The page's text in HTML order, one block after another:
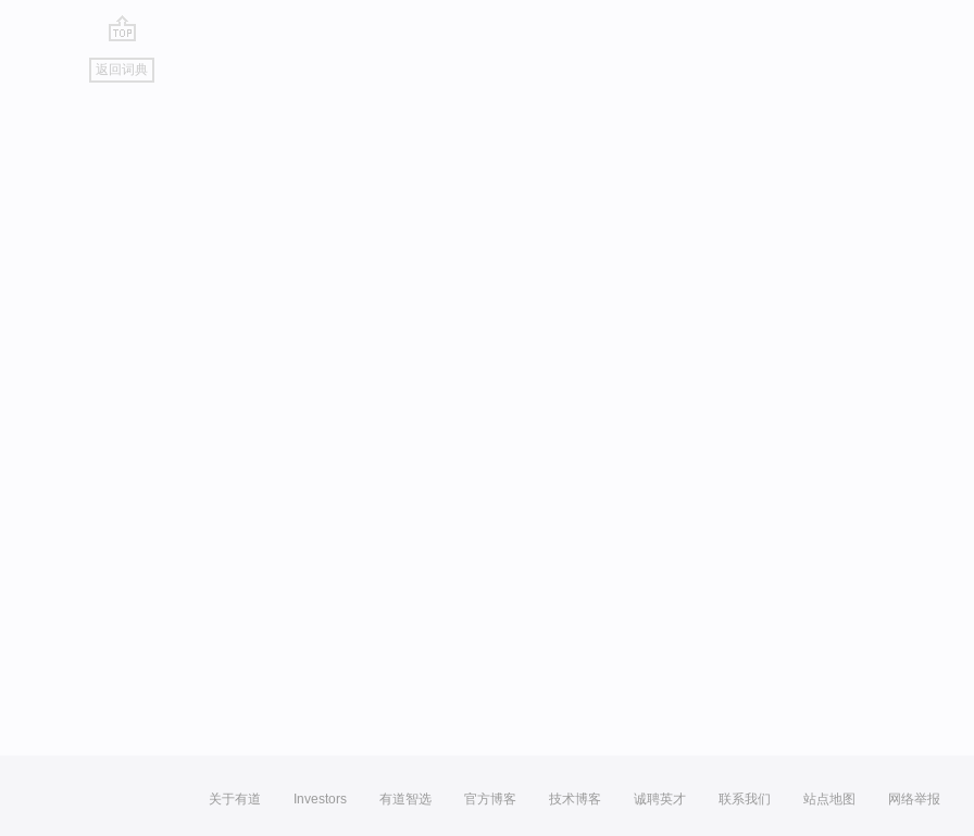
go
top
返回词典
关于有道 Investors 有道智选 官方博客 技术博客 诚聘英才 联系我们 站点地图 网络举报